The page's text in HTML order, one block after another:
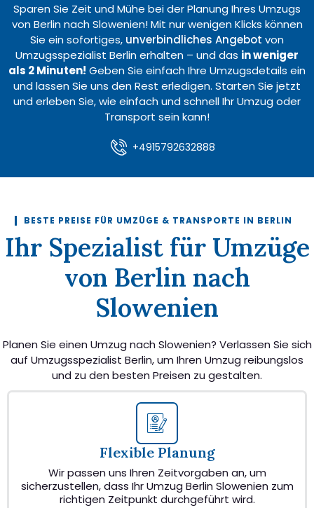
Sparen Sie Zeit und Mühe bei der Planung Ihres Umzugs
von Berlin nach Slowenien! Mit nur wenigen Klicks können
Sie ein sofortiges, unverbindliches Angebot von
Umzugsspezialist Berlin erhalten – und das in weniger
als 2 Minuten! Geben Sie einfach Ihre Umzugsdetails ein
und lassen Sie uns den Rest erledigen. Starten Sie jetzt
und erleben Sie, wie einfach und schnell Ihr Umzug oder
Transport sein kann!
+4915792632888
BESTE PREISE FÜR UMZÜGE & TRANSPORTE IN BERLIN
Ihr Spezialist für Umzüge
von Berlin nach
Slowenien
Planen Sie einen Umzug nach Slowenien? Verlassen Sie sich
auf Umzugsspezialist Berlin, um Ihren Umzug reibungslos
und zu den besten Preisen zu gestalten.
Flexible Planung
Wir passen uns Ihren Zeitvorgaben an, um
sicherzustellen, dass Ihr Umzug Berlin Slowenien zum
richtigen Zeitpunkt durchgeführt wird.